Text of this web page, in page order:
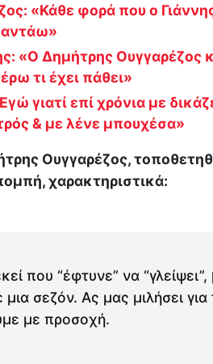
«Κάθε φορά που ο
«Ο Δημήτρης Ουγγαρέζος
τι έχει πάθει»
γιατί επί χρόνια με
& με λένε μπουχέσα»
Ουγγαρέζος,
χαρακτηριστικά:
που “έφτυνε” να “γλείψει”,
σεζόν. Ας μας μιλήσει για
με προσοχή.